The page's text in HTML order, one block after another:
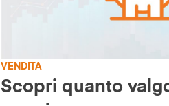
VENDITA
Scopri quanto